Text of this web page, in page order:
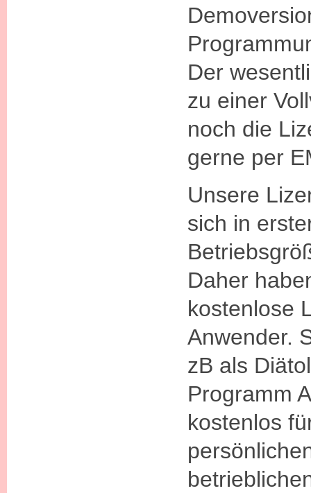
Der
zu einer
noch die
gerne per
Unsere
sich in
Daher
kostenlose
Anwender.
zB als
Programm
kostenlos